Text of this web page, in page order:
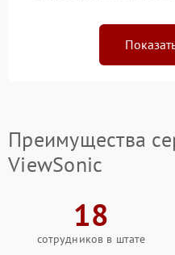
Преимущества
ViewSonic
18
сотрудников в штате